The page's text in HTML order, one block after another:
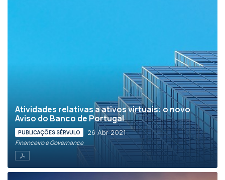
Atividades relativas a ativos virtuais: o novo
Aviso do Banco de Portugal
PUBLICAÇÕES SÉRVULO 26 Abr 2021
Financeiro e Governance